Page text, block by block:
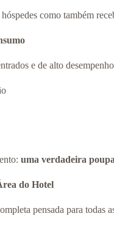
como também
e de alto
uma verdadeira
do Hotel
pensada para todas